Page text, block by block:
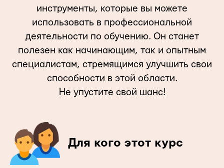
инструменты, которые вы можете
использовать в профессиональной
деятельности по обучению. Он станет
полезен как начинающим, так и опытным
специалистам, стремящимся улучшить свои
способности в этой области.
Не упустите свой шанс!
Для кого этот курс